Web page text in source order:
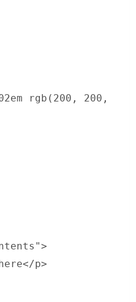
rgb(200, 200,
p>